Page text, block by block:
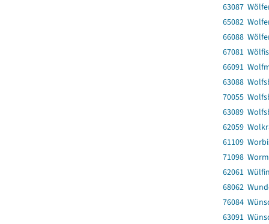
63087
65082
66088
67081 Wölfis
66091
63088
70055
63089
62059
61109
71098
62061
68062
76084
63091